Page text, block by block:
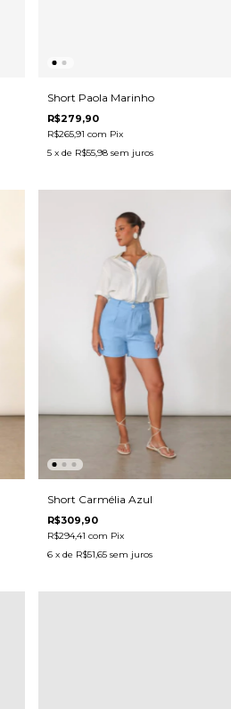
Short Paola Marinho
R$279,90
R$265,91 com Pix
5 x de R$55,98 sem juros
Short Carmélia Azul
R$309,90
R$294,41 com Pix
6 x de R$51,65 sem juros